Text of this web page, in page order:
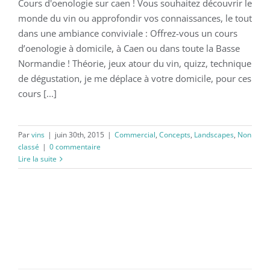
Cours Oenologie Caen
Cours d'oenologie sur caen ! Vous souhaitez découvrir le
monde du vin ou approfondir vos connaissances, le tout
dans une ambiance conviviale : Offrez-vous un cours
d’oenologie à domicile, à Caen ou dans toute la Basse
Normandie ! Théorie, jeux atour du vin, quizz, technique
de dégustation, je me déplace à votre domicile, pour ces
cours [...]
Parvins | juin 30th, 2015 | Commercial, Concepts, Landscapes, Non
classé | 0 commentaire
Lire la suite